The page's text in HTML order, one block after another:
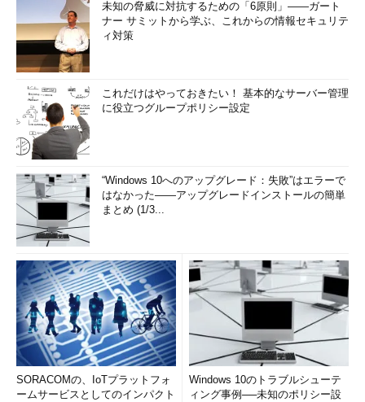
未知の脅威に対抗するための「6原則」――ガート
ナー サミットから学ぶ、これからの情報セキュリテ
ィ対策
これだけはやっておきたい！ 基本的なサーバー管理
に役立つグループポリシー設定
“Windows 10へのアップグレード：失敗”はエラーで
はなかった――アップグレードインストールの簡単
まとめ (1/3...
SORACOMの、IoTプラットフォ
ームサービスとしてのインパクト
Windows 10のトラブルシューテ
ィング事例──未知のポリシー設